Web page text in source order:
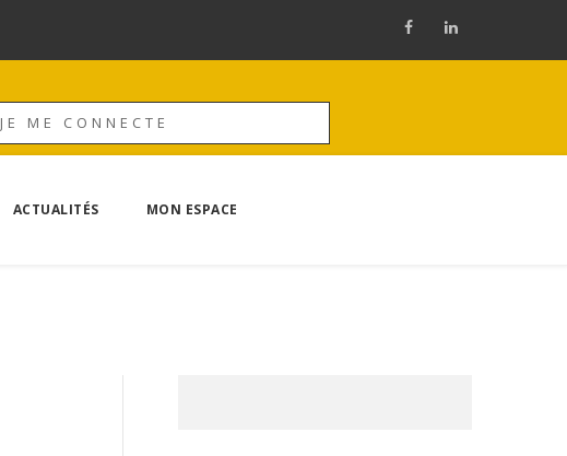
JE ME CONNECTE
ACTUALITÉS MON ESPACE